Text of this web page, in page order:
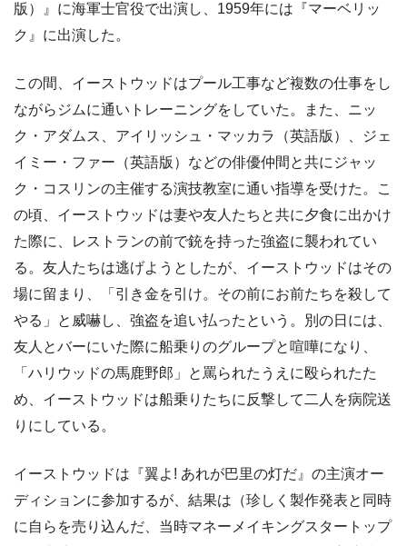
版）』に海軍士官役で出演し、1959年には『マーベリッ
ク』に出演した。
この間、イーストウッドはプール工事など複数の仕事をし
ながらジムに通いトレーニングをしていた。また、ニッ
ク・アダムス、アイリッシュ・マッカラ（英語版）、ジェ
イミー・ファー（英語版）などの俳優仲間と共にジャッ
ク・コスリンの主催する演技教室に通い指導を受けた。こ
の頃、イーストウッドは妻や友人たちと共に夕食に出かけ
た際に、レストランの前で銃を持った強盗に襲われてい
る。友人たちは逃げようとしたが、イーストウッドはその
場に留まり、「引き金を引け。その前にお前たちを殺して
やる」と威嚇し、強盗を追い払ったという。別の日には、
友人とバーにいた際に船乗りのグループと喧嘩になり、
「ハリウッドの馬鹿野郎」と罵られたうえに殴られたた
め、イーストウッドは船乗りたちに反撃して二人を病院送
りにしている。
イーストウッドは『翼よ! あれが巴里の灯だ』の主演オー
ディションに参加するが、結果は（珍しく製作発表と同時
に自らを売り込んだ、当時マネーメイキングスタートップ